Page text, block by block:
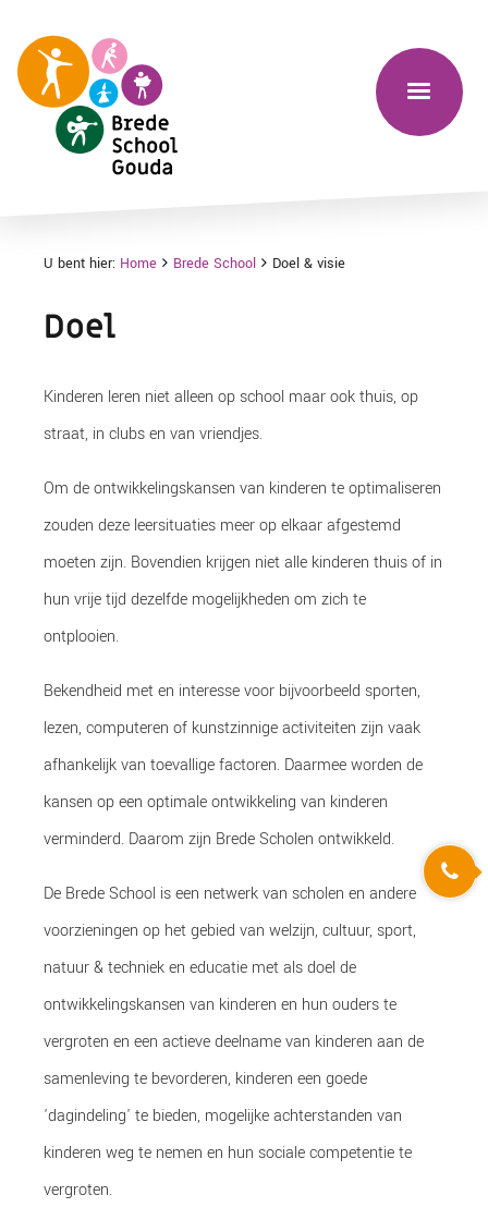
U bent hier: Home Brede School Doel & visie
Doel
Kinderen leren niet alleen op school maar ook thuis, op
straat, in clubs en van vriendjes.
Om de ontwikkelingskansen van kinderen te optimaliseren
zouden deze leersituaties meer op elkaar afgestemd
moeten zijn. Bovendien krijgen niet alle kinderen thuis of in
hun vrije tijd dezelfde mogelijkheden om zich te
ontplooien.
Bekendheid met en interesse voor bijvoorbeeld sporten,
lezen, computeren of kunstzinnige activiteiten zijn vaak
afhankelijk van toevallige factoren. Daarmee worden de
kansen op een optimale ontwikkeling van kinderen
verminderd. Daarom zijn Brede Scholen ontwikkeld.
De Brede School is een netwerk van scholen en andere
voorzieningen op het gebied van welzijn, cultuur, sport,
natuur & techniek en educatie met als doel de
ontwikkelingskansen van kinderen en hun ouders te
vergroten en een actieve deelname van kinderen aan de
samenleving te bevorderen, kinderen een goede
'dagindeling' te bieden, mogelijke achterstanden van
kinderen weg te nemen en hun sociale competentie te
vergroten.